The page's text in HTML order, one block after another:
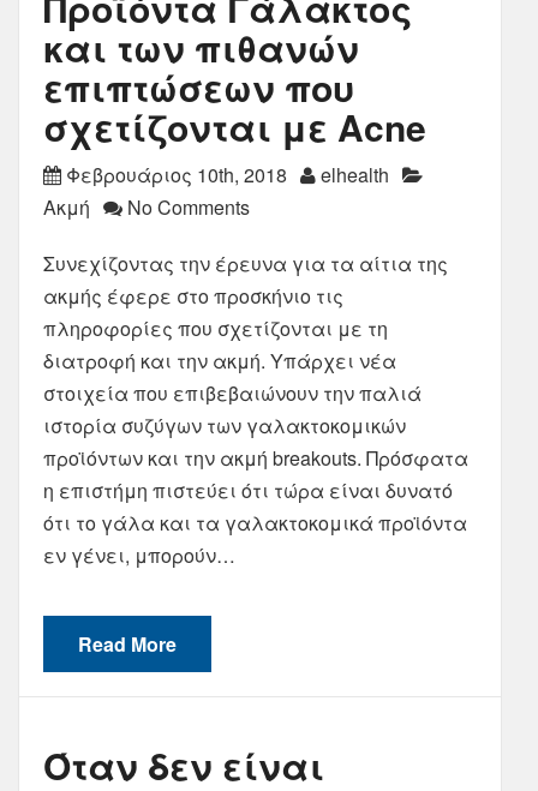
και των πιθανών
επιπτώσεων που
σχετίζονται με Acne
Φεβρουάριος 10th, 2018
elhealth
Ακμή
No Comments
Συνεχίζοντας την έρευνα για τα αίτια της
ακμής έφερε στο προσκήνιο τις
πληροφορίες που σχετίζονται με τη
διατροφή και την ακμή. Υπάρχει νέα
στοιχεία που επιβεβαιώνουν την παλιά
ιστορία συζύγων των γαλακτοκομικών
προϊόντων και την ακμή breakouts. Πρόσφατα
η επιστήμη πιστεύει ότι τώρα είναι δυνατό
ότι το γάλα και τα γαλακτοκομικά προϊόντα
εν γένει, μπορούν…
Read More
Όταν δεν είναι